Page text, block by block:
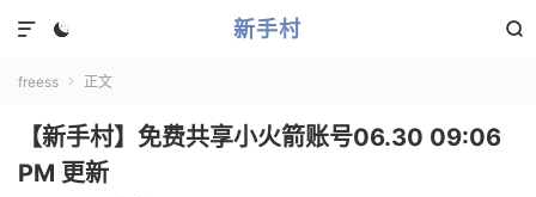
新手村 


freess  正文
【新手村】免费共享小火箭账号06.30 09:06
PM 更新